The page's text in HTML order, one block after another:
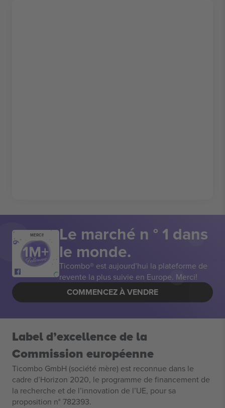
MERCI! Le marché n ° 1 dans
le monde.
Ticombo® est aujourd’hui la plateforme de
revente la plus suivie en Europe. Merci!
COMMENCEZ À VENDRE
Label d’excellence de la
Commission européenne
Ticombo GmbH (société mère) est reconnue dans le
cadre d’Horizon 2020, le programme de financement de
la recherche et de l’innovation de l’UE, pour sa
proposition n° 782393.